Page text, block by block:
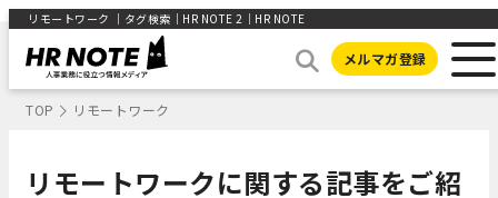
リモートワーク ｜タグ検索｜HR NOTE 2｜HR NOTE
メルマガ登録
TOP リモートワーク
リモートワークに関する記事をご紹